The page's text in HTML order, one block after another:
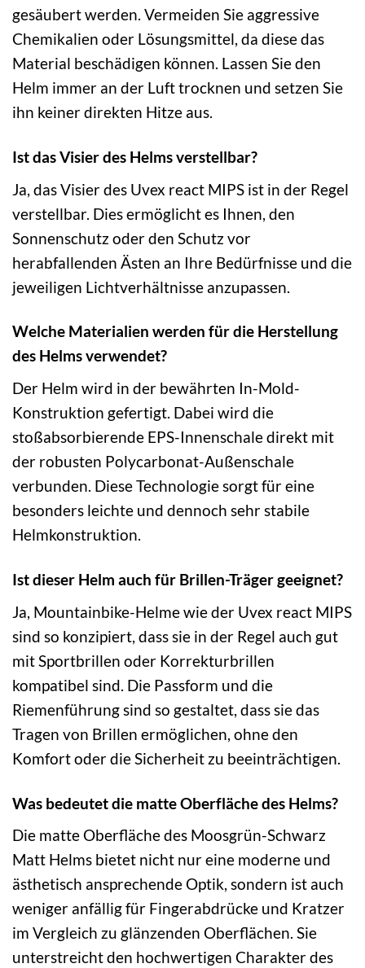
gesäubert werden. Vermeiden Sie aggressive
Chemikalien oder Lösungsmittel, da diese das
Material beschädigen können. Lassen Sie den
Helm immer an der Luft trocknen und setzen Sie
ihn keiner direkten Hitze aus.
Ist das Visier des Helms verstellbar?
Ja, das Visier des Uvex react MIPS ist in der Regel
verstellbar. Dies ermöglicht es Ihnen, den
Sonnenschutz oder den Schutz vor
herabfallenden Ästen an Ihre Bedürfnisse und die
jeweiligen Lichtverhältnisse anzupassen.
Welche Materialien werden für die Herstellung
des Helms verwendet?
Der Helm wird in der bewährten In-Mold-
Konstruktion gefertigt. Dabei wird die
stoßabsorbierende EPS-Innenschale direkt mit
der robusten Polycarbonat-Außenschale
verbunden. Diese Technologie sorgt für eine
besonders leichte und dennoch sehr stabile
Helmkonstruktion.
Ist dieser Helm auch für Brillen-Träger geeignet?
Ja, Mountainbike-Helme wie der Uvex react MIPS
sind so konzipiert, dass sie in der Regel auch gut
mit Sportbrillen oder Korrekturbrillen
kompatibel sind. Die Passform und die
Riemenführung sind so gestaltet, dass sie das
Tragen von Brillen ermöglichen, ohne den
Komfort oder die Sicherheit zu beeinträchtigen.
Was bedeutet die matte Oberfläche des Helms?
Die matte Oberfläche des Moosgrün-Schwarz
Matt Helms bietet nicht nur eine moderne und
ästhetisch ansprechende Optik, sondern ist auch
weniger anfällig für Fingerabdrücke und Kratzer
im Vergleich zu glänzenden Oberflächen. Sie
unterstreicht den hochwertigen Charakter des